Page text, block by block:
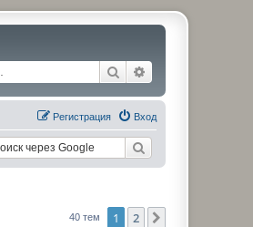
Поиск
Вход
Регистрация
40 тем 1 2